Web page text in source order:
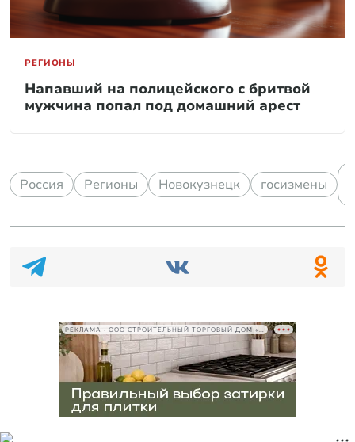
РЕГИОНЫ
Напавший на полицейского с бритвой
мужчина попал под домашний арест
Россия Регионы Новокузнецк госизмены
РЕКЛАМА • ООО СТРОИТЕЛЬНЫЙ ТОРГОВЫЙ ДОМ «ПЕТРОВИЧ», ИНН 7802348846